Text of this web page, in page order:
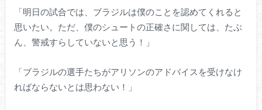
「明日の試合では、ブラジルは僕のことを認めてくれると
思いたい。ただ、僕のシュートの正確さに関しては、たぶ
ん、警戒すらしていないと思う！」
「ブラジルの選手たちがアリソンのアドバイスを受けなけ
ればならないとは思わない！」